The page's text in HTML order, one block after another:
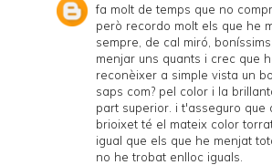
fa molt de temps que no
però recordo molt els que he
sempre, de cal miró,
menjar uns quants i crec que
reconèixer a simple vista un
saps com? pel color i la
part superior. i t'asseguro que
brioixet té el mateix color
igual que els que he menjat
no he trobat enlloc iguals.